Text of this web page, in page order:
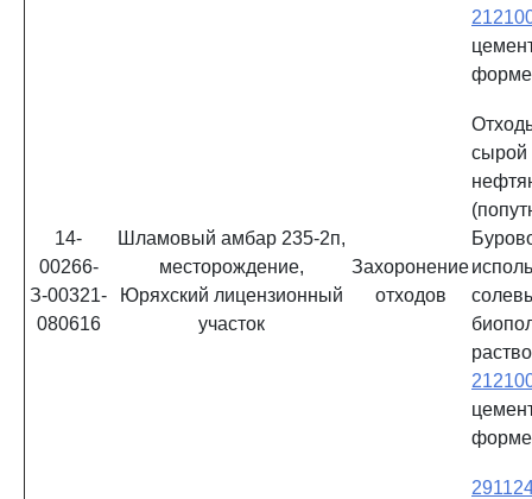
14-
00266-
З-00321-
080616
Шламовый амбар 235-2п,
месторождение,
Юряхский лицензионный
участок
Захоронение
отходов